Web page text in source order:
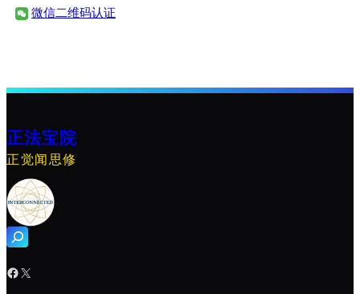
微信二维码认证
正法宝院
正觉闻思修
搜
索
Facebook X